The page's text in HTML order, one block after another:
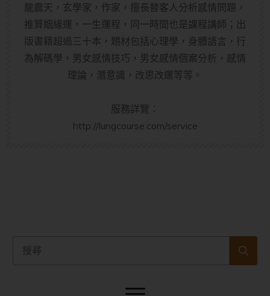
龍震天，玄學家，作家，擅長替客人分析感情問題，
推算姻緣運，一生運程，同一時間也是課程講師；出
版書籍超過三十本，題材包括心理學，身體語言，行
為解碼學，男女感情技巧，男女感情個案分析，感情
理論，潛意識，改思改運等等。
服務詳覽：
http://lungcourse.com/service